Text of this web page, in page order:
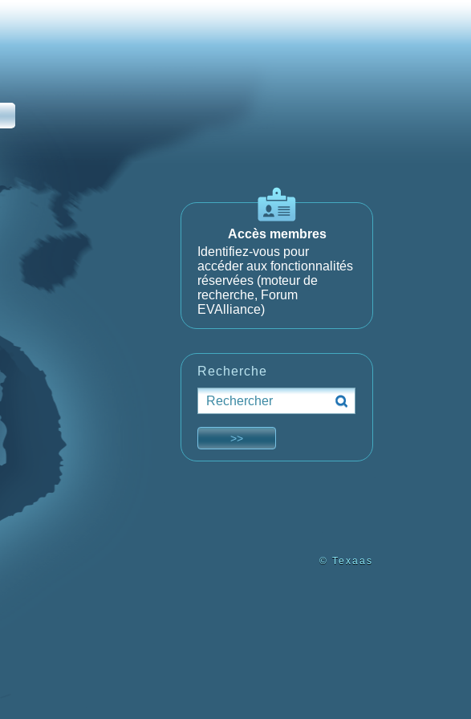
Accès membres
Identifiez-vous pour
accéder aux fonctionnalités
réservées (moteur de
recherche, Forum
EVAlliance)
Recherche
© Texaas